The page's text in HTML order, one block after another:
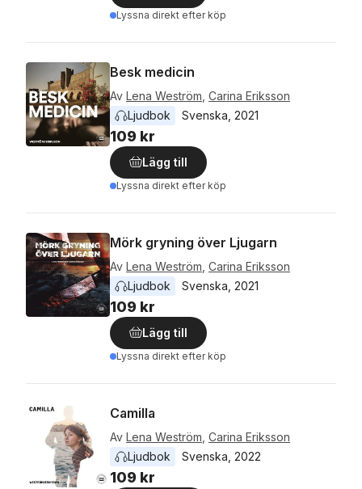
Lyssna direkt efter köp
Besk medicin
Av Lena Weström Carina Eriksson
Ljudbok
Svenska 2021
109 kr
Lägg till
Lyssna direkt efter köp
Mörk gryning över Ljugarn
Av Lena Weström Carina Eriksson
Ljudbok
Svenska 2021
109 kr
Lägg till
Lyssna direkt efter köp
Camilla
Av Lena Weström Carina Eriksson
Ljudbok
Svenska 2022
109 kr